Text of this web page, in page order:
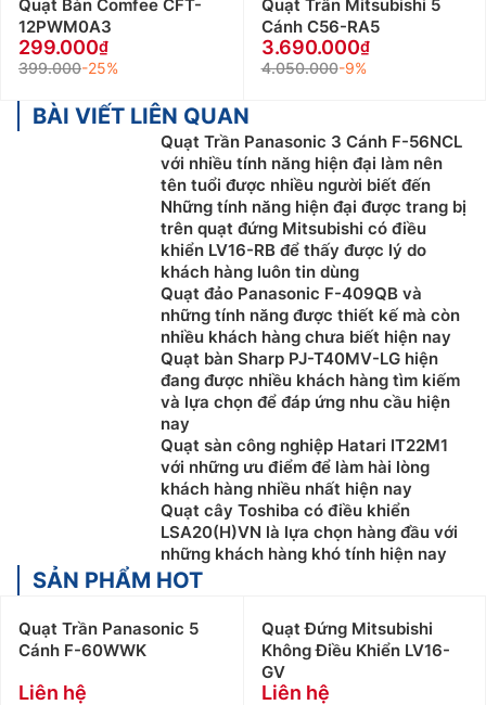
Quạt Bàn Comfee CFT-
12PWM0A3
299.000
399.000-25%
Quạt Trần Mitsubishi 5
Cánh C56-RA5
3.690.000
4.050.000-9%
BÀI VIẾT LIÊN QUAN
Quạt Trần Panasonic 3 Cánh F-56NCL
với nhiều tính năng hiện đại làm nên
tên tuổi được nhiều người biết đến
Những tính năng hiện đại được trang bị
trên quạt đứng Mitsubishi có điều
khiển LV16-RB để thấy được lý do
khách hàng luôn tin dùng
Quạt đảo Panasonic F-409QB và
những tính năng được thiết kế mà còn
nhiều khách hàng chưa biết hiện nay
Quạt bàn Sharp PJ-T40MV-LG hiện
đang được nhiều khách hàng tìm kiếm
và lựa chọn để đáp ứng nhu cầu hiện
nay
Quạt sàn công nghiệp Hatari IT22M1
với những ưu điểm để làm hài lòng
khách hàng nhiều nhất hiện nay
Quạt cây Toshiba có điều khiển
LSA20(H)VN là lựa chọn hàng đầu với
những khách hàng khó tính hiện nay
SẢN PHẨM HOT
Quạt Trần Panasonic 5
Cánh F-60WWK
Liên hệ
Quạt Đứng Mitsubishi
Không Điều Khiển LV16-
GV
Liên hệ